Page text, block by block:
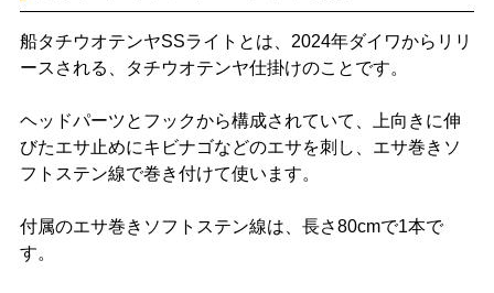
船タチウオテンヤSSライトとは、2024年ダイワからリリ
ースされる、タチウオテンヤ仕掛けのことです。
ヘッドパーツとフックから構成されていて、上向きに伸
びたエサ止めにキビナゴなどのエサを刺し、エサ巻きソ
フトステン線で巻き付けて使います。
付属のエサ巻きソフトステン線は、長さ80cmで1本で
す。